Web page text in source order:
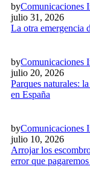
byComunicaciones
julio 31, 2026
La otra emergencia
byComunicaciones
julio 20, 2026
Parques naturales:
en España
byComunicaciones
julio 10, 2026
Arrojar los
error que